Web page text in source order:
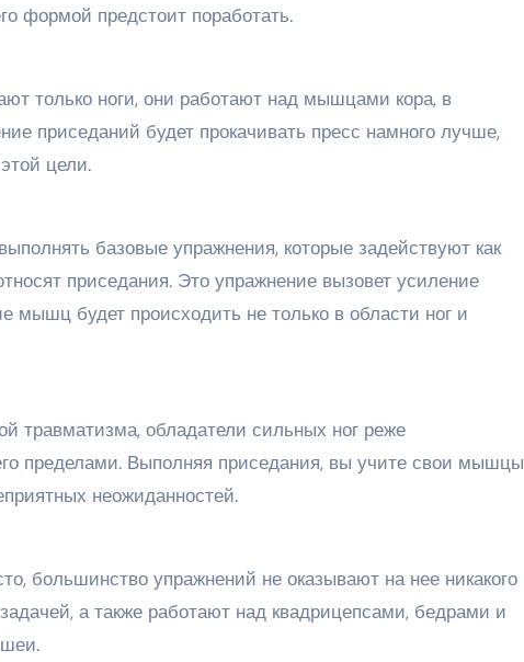
формой предстоит поработать.
только ноги, они работают над мышцами кора, в
приседаний будет прокачивать пресс намного лучше,
цели.
базовые упражнения, которые задействуют как
приседания. Это упражнение вызовет усиление
мышц будет происходить не только в области ног и
травматизма, обладатели сильных ног реже
пределами. Выполняя приседания, вы учите свои мышцы
неожиданностей.
большинство упражнений не оказывают на нее никакого
а также работают над квадрицепсами, бедрами и